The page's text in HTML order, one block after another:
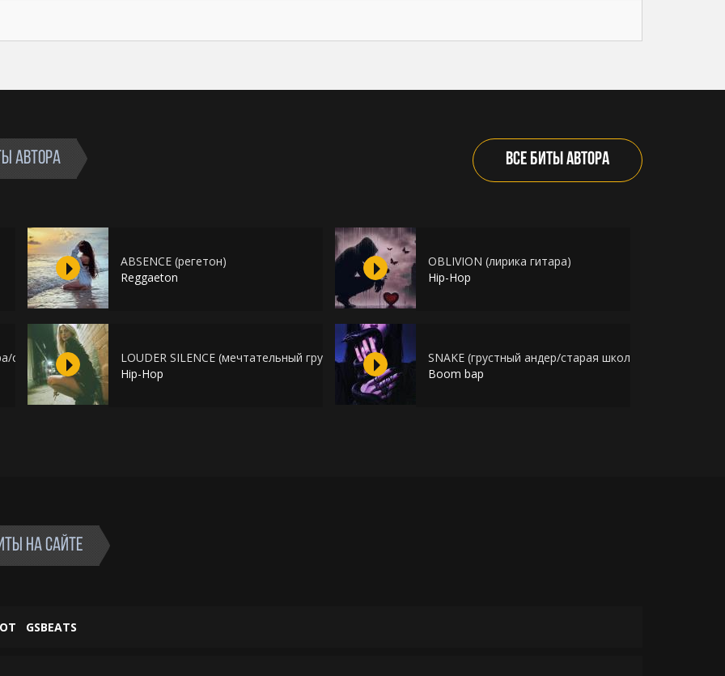
Вы можете выкупить Эксклюзив путем доплаты
АВТОРА ВСЕ БИТЫ АВТОРА
ABSENCE (регетон)
Reggaeton
OBLIVION (лирика гитара)
Hip-Hop
старая школа)
LOUDER SILENCE (мечтательный грустный)
Hip-Hop
SNAKE (грустный андер/старая школа)
Boom bap
НА САЙТЕ
GSBEATS